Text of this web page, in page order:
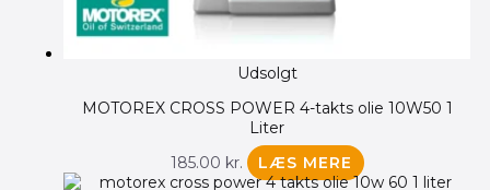
Udsolgt
MOTOREX CROSS POWER 4-takts olie 10W50 1
Liter
185.00 kr. LÆS MERE